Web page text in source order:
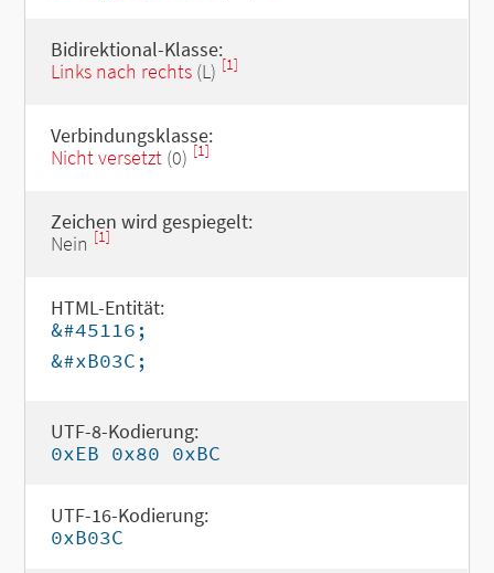
Bidirektional-Klasse:
Links nach rechts(L) [1]
Verbindungsklasse:
Nicht versetzt(0) [1]
Zeichen wird gespiegelt:
Nein [1]
HTML-Entität:
&#45116;
&#xB03C;
UTF-8-Kodierung:
0xEB 0x80 0xBC
UTF-16-Kodierung:
0xB03C